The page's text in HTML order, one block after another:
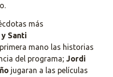
más
Santi
mano las historias
del programa; Jordi
jugaran a las películas